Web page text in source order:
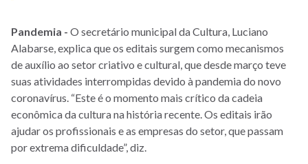
Pandemia - O secretário municipal da Cultura, Luciano
Alabarse, explica que os editais surgem como mecanismos
de auxílio ao setor criativo e cultural, que desde março teve
suas atividades interrompidas devido à pandemia do novo
coronavírus. “Este é o momento mais crítico da cadeia
econômica da cultura na história recente. Os editais irão
ajudar os profissionais e as empresas do setor, que passam
por extrema dificuldade”, diz.